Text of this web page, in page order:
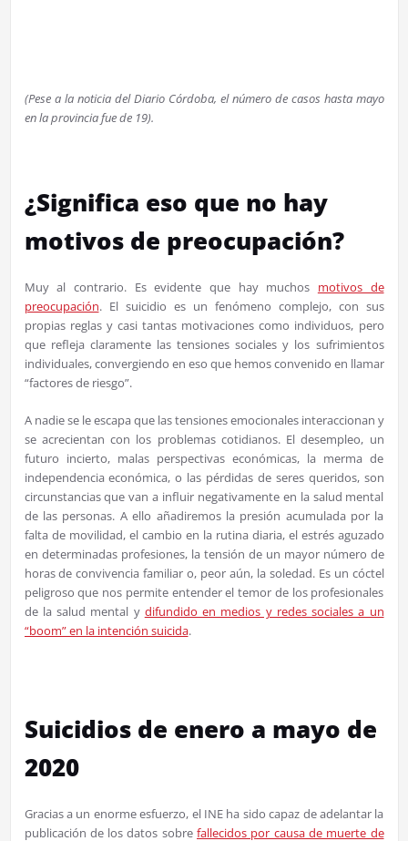
(Pese a la noticia del Diario Córdoba, el número de casos hasta mayo
en la provincia fue de 19).
¿Significa eso que no hay
motivos de preocupación?
Muy al contrario. Es evidente que hay muchos motivos de
preocupación. El suicidio es un fenómeno complejo, con sus
propias reglas y casi tantas motivaciones como individuos, pero
que refleja claramente las tensiones sociales y los sufrimientos
individuales, convergiendo en eso que hemos convenido en llamar
“factores de riesgo”.
A nadie se le escapa que las tensiones emocionales interaccionan y
se acrecientan con los problemas cotidianos. El desempleo, un
futuro incierto, malas perspectivas económicas, la merma de
independencia económica, o las pérdidas de seres queridos, son
circunstancias que van a influir negativamente en la salud mental
de las personas. A ello añadiremos la presión acumulada por la
falta de movilidad, el cambio en la rutina diaria, el estrés aguzado
en determinadas profesiones, la tensión de un mayor número de
horas de convivencia familiar o, peor aún, la soledad. Es un cóctel
peligroso que nos permite entender el temor de los profesionales
de la salud mental y difundido en medios y redes sociales a un
“boom” en la intención suicida.
Suicidios de enero a mayo de
2020
Gracias a un enorme esfuerzo, el INE ha sido capaz de adelantar la
publicación de los datos sobre fallecidos por causa de muerte de